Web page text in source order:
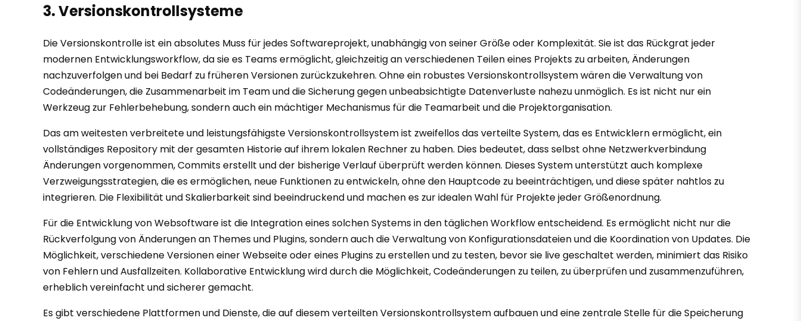
3. Versionskontrollsysteme
Die Versionskontrolle ist ein absolutes Muss für jedes Softwareprojekt, unabhängig von seiner Größe oder Komplexität. Sie ist das Rückgrat jeder
modernen Entwicklungsworkflow, da sie es Teams ermöglicht, gleichzeitig an verschiedenen Teilen eines Projekts zu arbeiten, Änderungen
nachzuverfolgen und bei Bedarf zu früheren Versionen zurückzukehren. Ohne ein robustes Versionskontrollsystem wären die Verwaltung von
Codeänderungen, die Zusammenarbeit im Team und die Sicherung gegen unbeabsichtigte Datenverluste nahezu unmöglich. Es ist nicht nur ein
Werkzeug zur Fehlerbehebung, sondern auch ein mächtiger Mechanismus für die Teamarbeit und die Projektorganisation.
Das am weitesten verbreitete und leistungsfähigste Versionskontrollsystem ist zweifellos das verteilte System, das es Entwicklern ermöglicht, ein
vollständiges Repository mit der gesamten Historie auf ihrem lokalen Rechner zu haben. Dies bedeutet, dass selbst ohne Netzwerkverbindung
Änderungen vorgenommen, Commits erstellt und der bisherige Verlauf überprüft werden können. Dieses System unterstützt auch komplexe
Verzweigungsstrategien, die es ermöglichen, neue Funktionen zu entwickeln, ohne den Hauptcode zu beeinträchtigen, und diese später nahtlos zu
integrieren. Die Flexibilität und Skalierbarkeit sind beeindruckend und machen es zur idealen Wahl für Projekte jeder Größenordnung.
Für die Entwicklung von Websoftware ist die Integration eines solchen Systems in den täglichen Workflow entscheidend. Es ermöglicht nicht nur die
Rückverfolgung von Änderungen an Themes und Plugins, sondern auch die Verwaltung von Konfigurationsdateien und die Koordination von Updates. Die
Möglichkeit, verschiedene Versionen einer Webseite oder eines Plugins zu erstellen und zu testen, bevor sie live geschaltet werden, minimiert das Risiko
von Fehlern und Ausfallzeiten. Kollaborative Entwicklung wird durch die Möglichkeit, Codeänderungen zu teilen, zu überprüfen und zusammenzuführen,
erheblich vereinfacht und sicherer gemacht.
Es gibt verschiedene Plattformen und Dienste, die auf diesem verteilten Versionskontrollsystem aufbauen und eine zentrale Stelle für die Speicherung